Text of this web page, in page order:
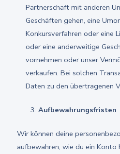
Partnerschaft mit anderen
Geschäften gehen, eine
Konkursverfahren oder eine
oder eine anderweitige
vornehmen oder unser
verkaufen. Bei solchen
Daten zu den übertragenen
Aufbewahrungsfristen
Wir können deine
aufbewahren, wie du ein